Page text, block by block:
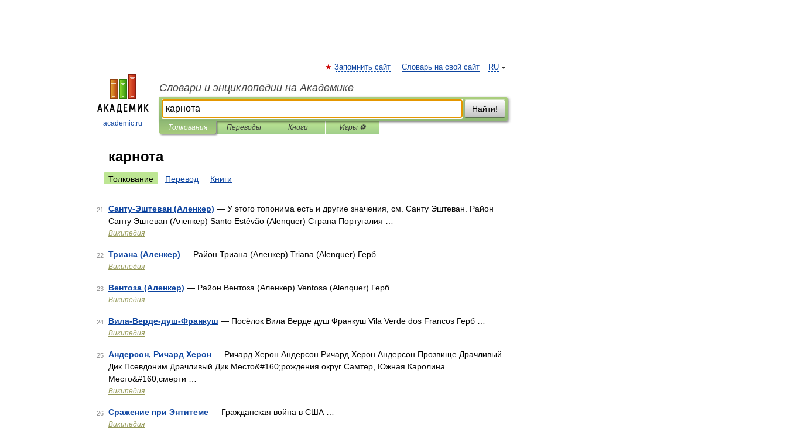
academic.ru
RU
Запомнить сайт Словарь на свой сайт
Словари и энциклопедии на Академике
Найти!
Толкования Переводы Книги Игры ⚽
карнота
Толкование Перевод Книги
21 Санту-Эштеван (Аленкер) — У этого топонима есть и другие значения, см. Санту Эштеван. Район
Санту Эштеван (Аленкер) Santo Estêvão (Alenquer) Страна Португалия …
Википедия
22 Триана (Аленкер) — Район Триана (Аленкер) Triana (Alenquer) Герб …
Википедия
23 Вентоза (Аленкер) — Район Вентоза (Аленкер) Ventosa (Alenquer) Герб …
Википедия
24 Вила-Верде-душ-Франкуш — Посёлок Вила Верде душ Франкуш Vila Verde dos Francos Герб …
Википедия
25 Андерсон, Ричард Херон — Ричард Херон Андерсон Ричард Херон Андерсон Прозвище Драчливый
Дик Псевдоним Драчливый Дик Место&#160;рождения округ Самтер, Южная Каролина
Место&#160;смерти …
Википедия
26 Сражение при Энтитеме — Гражданская война в США …
Википедия